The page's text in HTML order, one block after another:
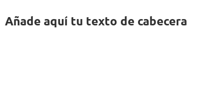
Añade aquí tu texto de cabecera